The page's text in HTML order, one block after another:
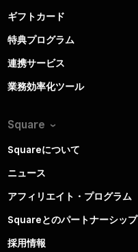
ギフトカード
特典プログラム
連携サービス
業務効率化ツール
Square
Squareについて
ニュース
アフィリエイト・プログラム
Squareとのパートナーシップ
採用情報